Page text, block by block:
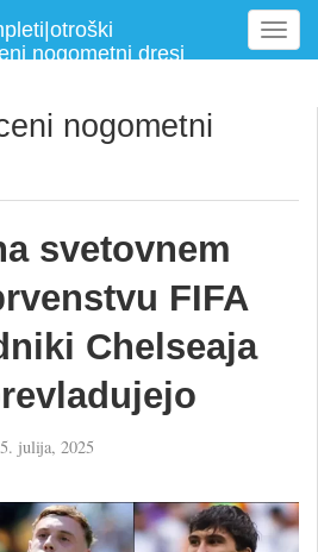
nogometni dresi
T
o
nogometni
svetovnem
FIFA
Chelseaja
julija, 2025